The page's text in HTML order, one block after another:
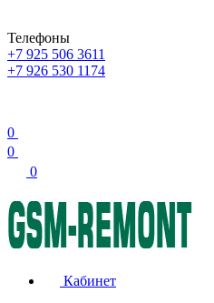
Телефоны
+7 925 506 3611
+7 926 530 1174
0
0
0
Кабинет